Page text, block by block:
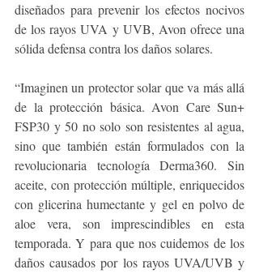
diseñados para prevenir los efectos nocivos
de los rayos UVA y UVB, Avon ofrece una
sólida defensa contra los daños solares.
“Imaginen un protector solar que va más allá
de la protección básica. Avon Care Sun+
FSP30 y 50 no solo son resistentes al agua,
sino que también están formulados con la
revolucionaria tecnología Derma360. Sin
aceite, con protección múltiple, enriquecidos
con glicerina humectante y gel en polvo de
aloe vera, son imprescindibles en esta
temporada. Y para que nos cuidemos de los
daños causados por los rayos UVA/UVB y